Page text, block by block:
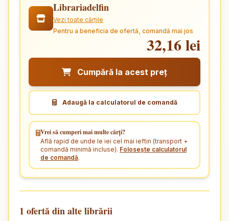
Librariadelfin
Vezi toate cărțile
Pentru a beneficia de ofertă, comandă mai jos
32,16 lei
Cumpără la acest preț
Adaugă la calculatorul de comandă
Vrei să cumperi mai multe cărți?
Află rapid de unde le iei cel mai ieftin (transport +
comandă minimă incluse). Folosește calculatorul
de comandă.
1 ofertă din alte librării